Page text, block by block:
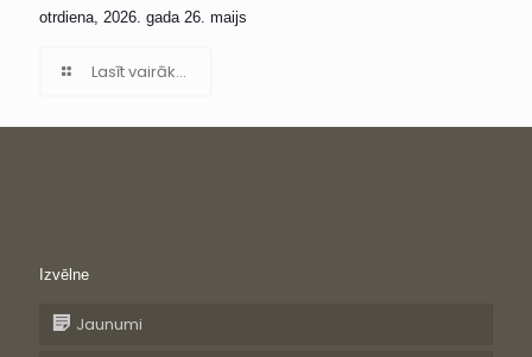
otrdiena, 2026. gada 26. maijs
Lasīt vairāk...
Izvēlne
Jaunumi